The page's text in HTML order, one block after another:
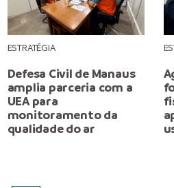
ESTRATÉGIA
Defesa Civil de Manaus
amplia parceria com a
UEA para
monitoramento da
qualidade do ar